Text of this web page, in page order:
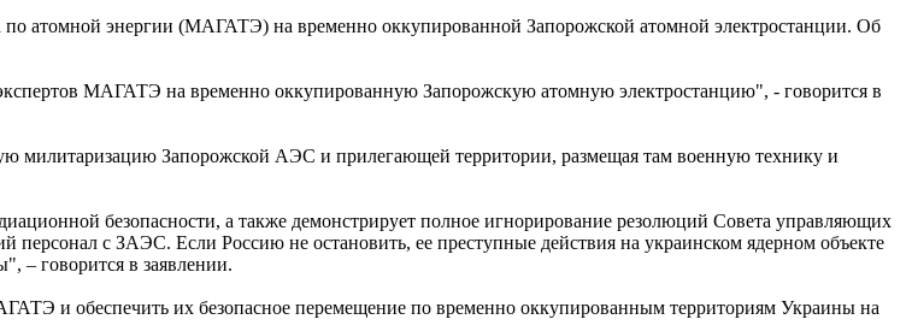
по атомной энергии (МАГАТЭ) на временно оккупированной Запорожской атомной электростанции. Об
МАГАТЭ на временно оккупированную Запорожскую атомную электростанцию", - говорится в
милитаризацию Запорожской АЭС и прилегающей территории, размещая там военную технику и
безопасности, а также демонстрирует полное игнорирование резолюций Совета управляющих
с ЗАЭС. Если Россию не остановить, ее преступные действия на украинском ядерном объекте
– говорится в заявлении.
и обеспечить их безопасное перемещение по временно оккупированным территориям Украины на